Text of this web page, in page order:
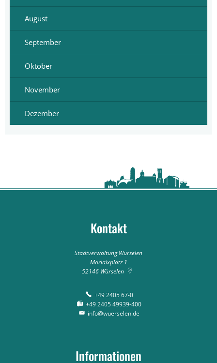
August
September
Oktober
November
Dezember
Kontakt
Stadtverwaltung Würselen
Morlaixplatz 1
52146 Würselen
+49 2405 67-0
+49 2405 49939-400
info@wuerselen.de
Informationen